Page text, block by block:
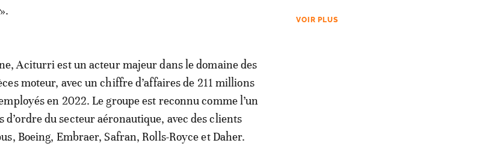
».
Aciturri est un acteur majeur dans le domaine des
moteur, avec un chiffre d’affaires de 211 millions
en 2022. Le groupe est reconnu comme l’un
du secteur aéronautique, avec des clients
Boeing, Embraer, Safran, Rolls-Royce et Daher.
VOIR PLUS